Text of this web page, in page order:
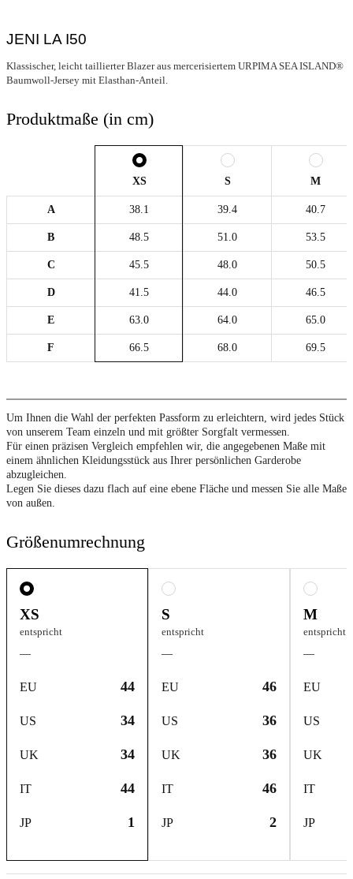
JENI LA I50
Klassischer, leicht taillierter Blazer aus mercerisiertem URPIMA SEA ISLAND®
Baumwoll-Jersey mit Elasthan-Anteil.
Produktmaße (in cm)
XS S M
A 38.1 39.4 40.7
B 48.5 51.0 53.5
C 45.5 48.0 50.5
D 41.5 44.0 46.5
E 63.0 64.0 65.0
F 66.5 68.0 69.5
Um Ihnen die Wahl der perfekten Passform zu erleichtern, wird jedes Stück
von unserem Team einzeln und mit größter Sorgfalt vermessen.
Für einen präzisen Vergleich empfehlen wir, die angegebenen Maße mit
einem ähnlichen Kleidungsstück aus Ihrer persönlichen Garderobe
abzugleichen.
Legen Sie dieses dazu flach auf eine ebene Fläche und messen Sie alle Maße
von außen.
Größenumrechnung
XS
entspricht
—
EU 44
US 34
UK 34
IT 44
JP 1
S
entspricht
—
EU 46
US 36
UK 36
IT 46
JP 2
M
entspricht
—
EU
US
UK
IT
JP